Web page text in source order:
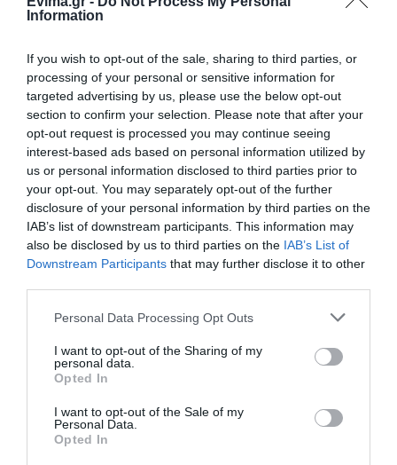
Information
If you wish to opt-out of the sale, sharing to third parties, or
processing of your personal or sensitive information for
targeted advertising by us, please use the below opt-out
section to confirm your selection. Please note that after your
opt-out request is processed you may continue seeing
interest-based ads based on personal information utilized by
us or personal information disclosed to third parties prior to
your opt-out. You may separately opt-out of the further
disclosure of your personal information by third parties on the
IAB’s list of downstream participants. This information may
also be disclosed by us to third parties on the IAB’s List of
Downstream Participants that may further disclose it to other
Please note that this website/app uses one or more Google
not limited to your visit or usage behaviour. You may click to
grant or deny consent to Google and its third-party tags to
use your data for below specified purposes in below Google
consent section.
Personal Data Processing Opt Outs
I want to opt-out of the Sharing of my
personal data.
Opted In
I want to opt-out of the Sale of my
Personal Data.
Opted In
Όμιλος ΔΕΗ: Νέα συμφωνία για
χαρτοφυλάκιο έργων ΑΠΕ
08.08.2026 | 14:40
Σήμερα το μεγαλύτερο πανηγύρι
του καλοκαιριού στην Εύβοια
08.08.2026 | 14:20
Συρροή πιστών σε αυτό το
Μοναστήρι της Εύβοιας!
«ψηφίζουν» Εύβοια για τις
διακοπές τους!
Μεταφορές χρημάτων: Σε ποιες
περιπτώσεις η ΑΑΔΕ επιβάλλει
«Κόκκινος»
συναγερμός στην
Εύβοια: Red Code αύριο
Κυριακή – Αυξημένη
ετοιμότητα παντού
Θρήνος σε όλη την
Εύβοια για τον
επιχειρηματία που
έφυγε απο την ζωή
Αρχίζουν τα έργα για
το νέο κλειστό
Εύβοια
Μεγάλη προσοχή στην